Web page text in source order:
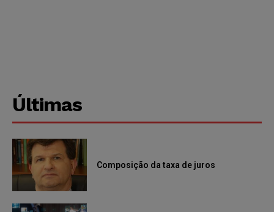
Últimas
Composição da taxa de juros